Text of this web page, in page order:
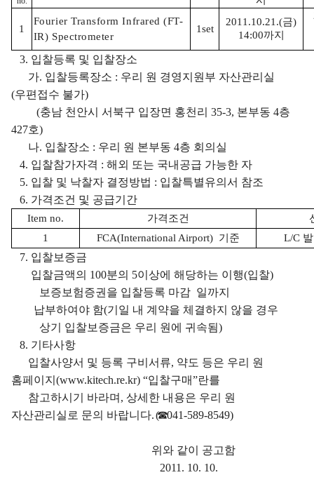
1
Fourier Transform Infrared (FT-
IR) Spectrometer
1set
2011.10.21.(금)
14:00까지
3. 입찰등록 및 입찰장소
가. 입찰등록장소 : 우리 원 경영지원부 자산관리실
(우편접수 불가)
(충남 천안시 서북구 입장면 홍천리 35-3, 본부동 4층
427호)
나. 입찰장소 : 우리 원 본부동 4층 회의실
4. 입찰참가자격 : 해외 또는 국내공급 가능한 자
5. 입찰 및 낙찰자 결정방법 : 입찰특별유의서 참조
6. 가격조건 및 공급기간
Item no. 가격조건
1
FCA(International Airport) 기준 L/C
7. 입찰보증금
입찰금액의 100분의 5이상에 해당하는 이행(입찰)
보증보험증권을 입찰등록 마감 일까지
납부하여야 함(기일 내 계약을 체결하지 않을 경우
상기 입찰보증금은 우리 원에 귀속됨)
8. 기타사항
입찰사양서 및 등록 구비서류, 약도 등은 우리 원
홈페이지(www.kitech.re.kr) “입찰구매”란를
참고하시기 바라며, 상세한 내용은 우리 원
자산관리실로 문의 바랍니다.(☎041-589-8549)
위와 같이 공고함
2011. 10. 10.